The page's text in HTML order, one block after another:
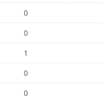
0
0
1
0
0